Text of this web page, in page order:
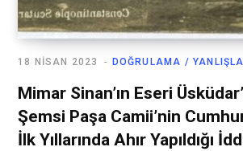
DOĞRULAMA /
18 NISAN 2023
Mimar Sinan’ın Eseri
Şemsi Paşa Camii’nin
İlk Yıllarında Ahır Yapıldığı